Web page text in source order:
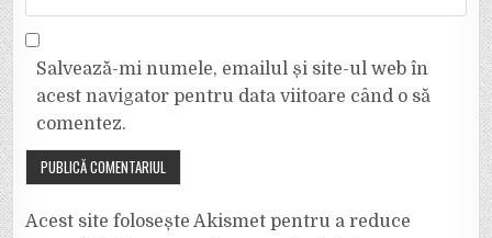
Salvează-mi numele, emailul și site-ul web în
acest navigator pentru data viitoare când o să
comentez.
Acest site folosește Akismet pentru a reduce